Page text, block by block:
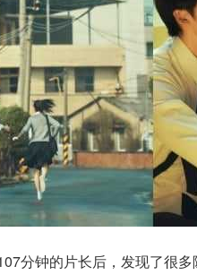
分钟的片长后，发现了很